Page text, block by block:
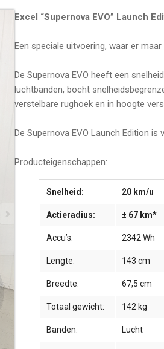
Excel “Supernova EVO” Launch
Een speciale uitvoering, waar er
De Supernova EVO heeft een
luchtbanden, bocht
verstelbare rughoek en in hoogte
De Supernova EVO Launch Edition is
Producteigenschappen:
Snelheid: 20 km/u
Actieradius: ± 67 km*
Accu’s: 2342 Wh
Lengte: 143 cm
Breedte: 67,5 cm
Totaal gewicht: 142 kg
Banden: Lucht